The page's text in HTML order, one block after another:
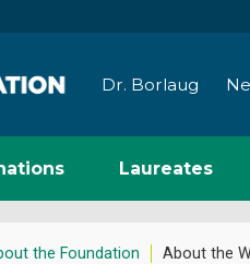
Dr. Borlaug
Laureates
the Foundation About the